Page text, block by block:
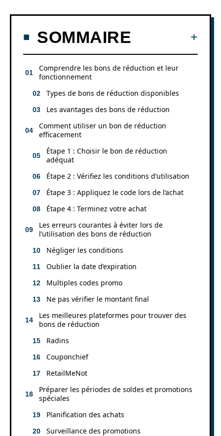
SOMMAIRE
Comprendre les bons de réduction et leur
fonctionnement
Types de bons de réduction disponibles
Les avantages des bons de réduction
Comment utiliser un bon de réduction
efficacement
Étape 1 : Choisir le bon de réduction
adéquat
Étape 2 : Vérifiez les conditions d’utilisation
Étape 3 : Appliquez le code lors de l’achat
Étape 4 : Terminez votre achat
Les erreurs courantes à éviter lors de
l’utilisation des bons de réduction
Négliger les conditions
Oublier la date d’expiration
Multiples codes promo
Ne pas vérifier le montant final
Les meilleures plateformes pour trouver des
bons de réduction
Radins
Couponchief
RetailMeNot
Préparer les périodes de soldes et promotions
spéciales
Planification des achats
Surveillance des promotions